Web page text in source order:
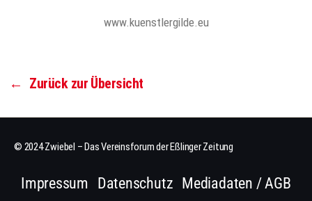
www.kuenstlergilde.eu
← Zurück zur Übersicht
© 2024 Zwiebel – Das Vereinsforum der Eßlinger Zeitung
Impressum Datenschutz Mediadaten / AGB